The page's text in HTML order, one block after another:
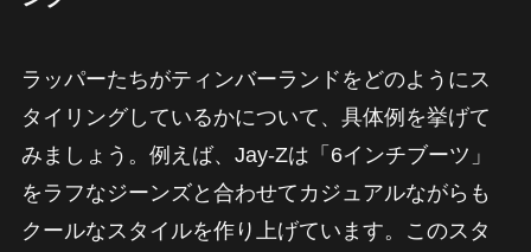
ラッパーたちがティンバーランドをどのようにス
タイリングしているかについて、具体例を挙げて
みましょう。例えば、Jay-Zは「6インチブーツ」
をラフなジーンズと合わせてカジュアルながらも
クールなスタイルを作り上げています。このスタ